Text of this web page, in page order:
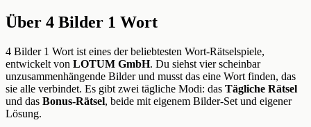
Über 4 Bilder 1 Wort
4 Bilder 1 Wort ist eines der beliebtesten Wort-Rätselspiele,
entwickelt von LOTUM GmbH. Du siehst vier scheinbar
unzusammenhängende Bilder und musst das eine Wort finden, das
sie alle verbindet. Es gibt zwei tägliche Modi: das Tägliche Rätsel
und das Bonus-Rätsel, beide mit eigenem Bilder-Set und eigener
Lösung.